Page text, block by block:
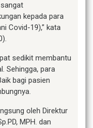
kepada para
Covid-19),” kata
sedikit membantu
Sehingga, para
bagi pasien
oleh Direktur
MPH. dan